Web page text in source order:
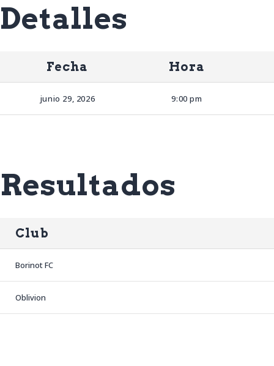
Detalles
Fecha Hora
junio 29, 2026 9:00 pm
Resultados
Club
Borinot FC
Oblivion